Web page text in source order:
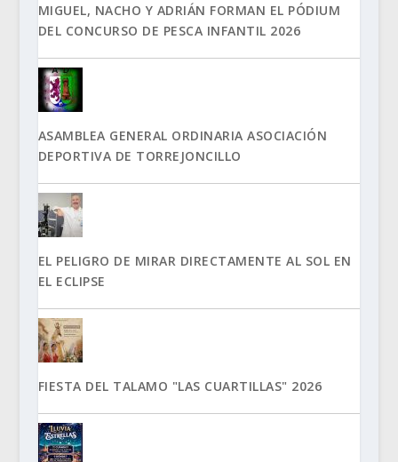
MIGUEL, NACHO Y ADRIÁN FORMAN EL PÓDIUM
DEL CONCURSO DE PESCA INFANTIL 2026
ASAMBLEA GENERAL ORDINARIA ASOCIACIÓN
DEPORTIVA DE TORREJONCILLO
EL PELIGRO DE MIRAR DIRECTAMENTE AL SOL EN
EL ECLIPSE
FIESTA DEL TALAMO "LAS CUARTILLAS" 2026